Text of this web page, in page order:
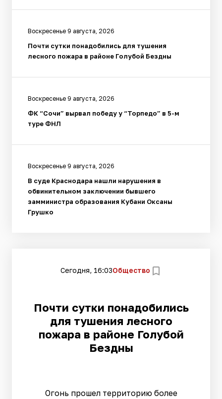
Воскресенье 9 августа, 2026
Почти сутки понадобились для тушения
лесного пожара в районе Голубой Бездны
Воскресенье 9 августа, 2026
ФК “Сочи” вырвал победу у “Торпедо” в 5-м
туре ФНЛ
Воскресенье 9 августа, 2026
В суде Краснодара нашли нарушения в
обвинительном заключении бывшего
замминистра образования Кубани Оксаны
Грушко
Сегодня, 16:03Общество
Почти сутки понадобились
для тушения лесного
пожара в районе Голубой
Бездны
Огонь прошел территорию более